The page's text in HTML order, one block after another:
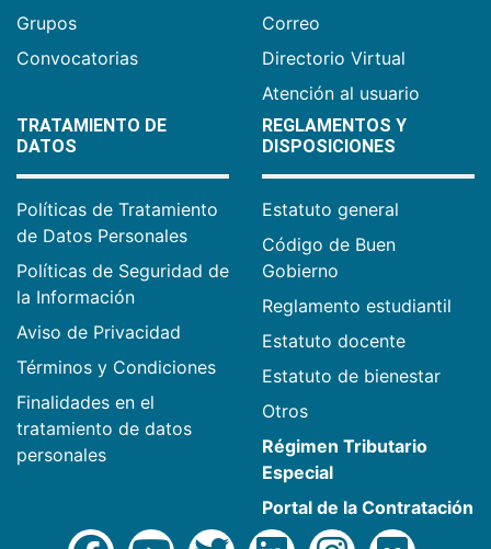
Grupos
Convocatorias
Correo
Directorio Virtual
Atención al usuario
TRATAMIENTO DE
DATOS
Políticas de Tratamiento
de Datos Personales
Políticas de Seguridad de
la Información
Aviso de Privacidad
Términos y Condiciones
Finalidades en el
tratamiento de datos
personales
REGLAMENTOS Y
DISPOSICIONES
Estatuto general
Código de Buen
Gobierno
Reglamento estudiantil
Estatuto docente
Estatuto de bienestar
Otros
Régimen Tributario
Especial
Portal de la Contratación